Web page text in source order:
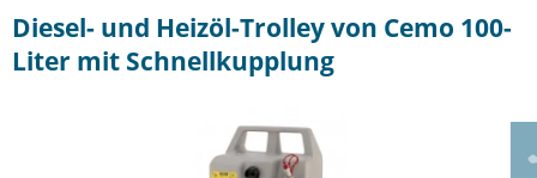
Diesel- und Heizöl-Trolley von Cemo 100-
Liter mit Schnellkupplung